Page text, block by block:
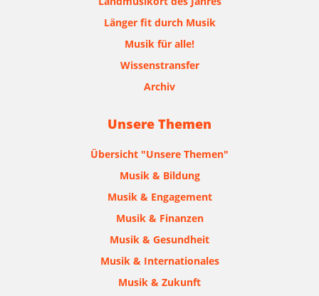
Länger fit durch Musik
Musik für alle!
Wissenstransfer
Archiv
Unsere Themen
Übersicht "Unsere Themen"
Musik & Bildung
Musik & Engagement
Musik & Finanzen
Musik & Gesundheit
Musik & Internationales
Musik & Zukunft